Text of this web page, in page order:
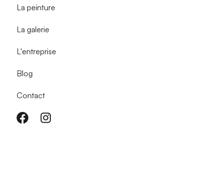
La peinture
La galerie
L'entreprise
Blog
Contact